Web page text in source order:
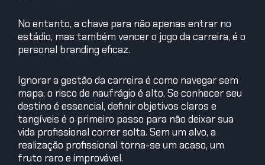
No entanto, a chave para não apenas entrar no
estádio, mas também vencer o jogo da carreira, é o
personal branding eficaz.
Ignorar a gestão da carreira é como navegar sem
mapa; o risco de naufrágio é alto. Se conhecer seu
destino é essencial, definir objetivos claros e
tangíveis é o primeiro passo para não deixar sua
vida profissional correr solta. Sem um alvo, a
realização profissional torna-se um acaso, um
fruto raro e improvável.